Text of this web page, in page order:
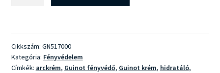
Cikkszám: GN517000
Kategória: Fényvédelem
Címkék: arckrém, Guinot fényvédő, Guinot krém, hidratáló,